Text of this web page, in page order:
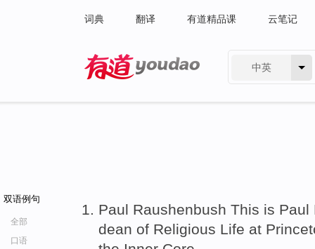
词典 翻译 有道精品课 云笔记
中英
双语例句
全部
口语
Paul Raushenbush This is
dean of Religious Life at